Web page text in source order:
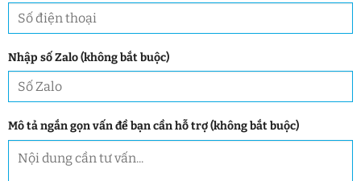
Nhập số Zalo (không bắt buộc)
Mô tả ngắn gọn vấn đề bạn cần hỗ trợ (không bắt buộc)